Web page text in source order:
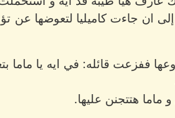
ان جاءت كاميليا لتعوضها عن
ففزعت قائله: في ايه يا ماما
هتتجنن عليها.